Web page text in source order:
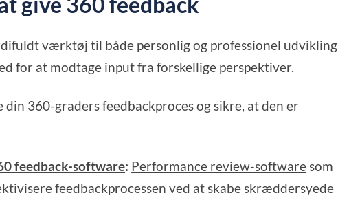
værktøj til både personlig og professionel udvikling,
for at modtage input fra forskellige perspektiver.
360-graders feedbackproces og sikre, at den er
feedback-software: Performance review-software som
feedbackprocessen ved at skabe skræddersyede